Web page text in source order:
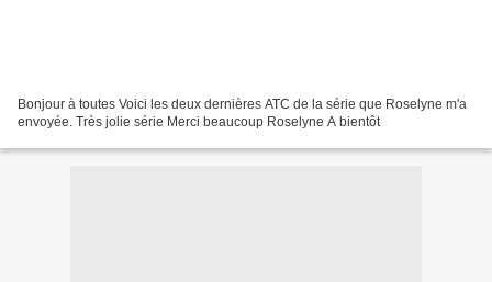
Bonjour à toutes Voici les deux dernières ATC de la série que Roselyne m'a
envoyée. Très jolie série Merci beaucoup Roselyne A bientôt